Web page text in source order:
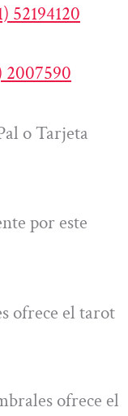
52194120
2007590
o Tarjeta
por este
ofrece el tarot
ofrece el